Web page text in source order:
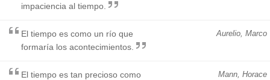
impaciencia al tiempo.
Aurelio, Marco
El tiempo es como un río que
formaría los acontecimientos.
Mann, Horace
El tiempo es tan precioso como